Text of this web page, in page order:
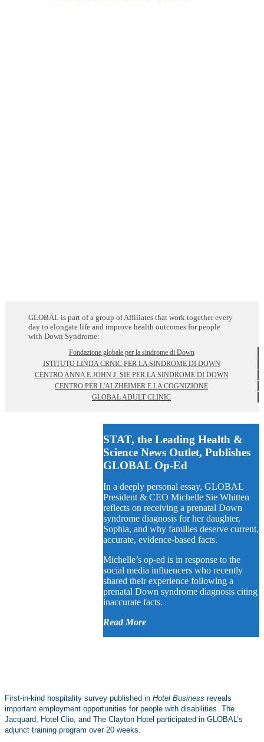
GLOBAL is part of a group of Affiliates that work together every
day to elongate life and improve health outcomes for people
with Down Syndrome:
Fondazione globale per la sindrome di Down
ISTITUTO LINDA CRNIC PER LA SINDROME DI DOWN
CENTRO ANNA E JOHN J. SIE PER LA SINDROME DI DOWN
CENTRO PER L'ALZHEIMER E LA COGNIZIONE
GLOBAL ADULT CLINIC
STAT, the Leading Health &
Science News Outlet, Publishes
GLOBAL Op-Ed
In a deeply personal essay, GLOBAL
President & CEO Michelle Sie Whitten
reflects on receiving a prenatal Down
syndrome diagnosis for her daughter,
Sophia, and why families deserve current,
accurate, evidence-based facts.
Michelle’s op-ed is in response to the
social media influencers who recently
shared their experience following a
prenatal Down syndrome diagnosis citing
inaccurate facts.
Read More
First-in-kind hospitality survey published in Hotel Business reveals
important employment opportunities for people with disabilities. The
Jacquard, Hotel Clio, and The Clayton Hotel participated in GLOBAL’s
adjunct training program over 20 weeks.